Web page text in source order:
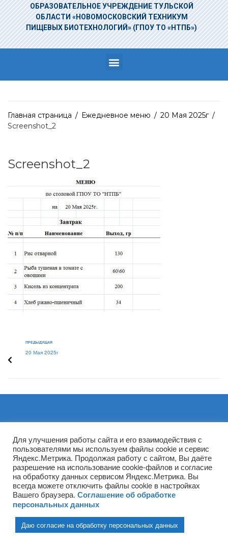
ОБРАЗОВАТЕЛЬНОЕ УЧРЕЖДЕНИЕТУЛЬСКОЙ
ОБЛАСТИ «НОВОМОСКОВСКИЙ ТЕХНИКУМ
ПИЩЕВЫХ БИОТЕХНОЛОГИЙ» (ГПОУ ТО «НТПБ»)
Главная страница / Ежедневное меню / 20 Мая 2025г /
Screenshot_2
Screenshot_2
ПРЕДЫДУЩАЯ
20 Мая 2025г
Архивы
(ГПОУ ТО «НТПБ») 2020 г. ©
Для улучшения работы сайта и его взаимодействия с
пользователями мы используем файлы cookie и сервис
Яндекс.Метрика. Продолжая работу с сайтом, Вы даёте
разрешение на использование cookie-файлов и согласие
на обработку данных сервисом Яндекс.Метрика. Вы
всегда можете отключить файлы cookie в настройках
Вашего браузера. Соглашение об обработке
персональных данных
Даю согласие на обработку персональных данных